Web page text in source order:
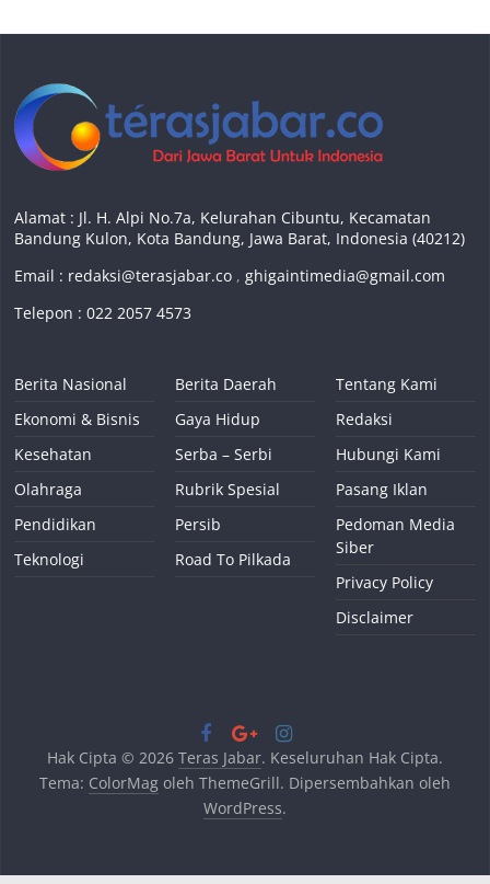
Alamat : Jl. H. Alpi No.7a, Kelurahan Cibuntu, Kecamatan
Bandung Kulon, Kota Bandung, Jawa Barat, Indonesia (40212)
Email : redaksi@terasjabar.co ,ghigaintimedia@gmail.com
Telepon : 022 2057 4573
Berita Nasional
Ekonomi & Bisnis
Kesehatan
Olahraga
Pendidikan
Teknologi
Berita Daerah
Gaya Hidup
Serba – Serbi
Rubrik Spesial
Persib
Road To Pilkada
Tentang Kami
Redaksi
Hubungi Kami
Pasang Iklan
Pedoman Media
Siber
Privacy Policy
Disclaimer
Hak Cipta © 2026 Teras Jabar. Keseluruhan Hak Cipta.
Tema: ColorMagoleh ThemeGrill. Dipersembahkan oleh
WordPress.